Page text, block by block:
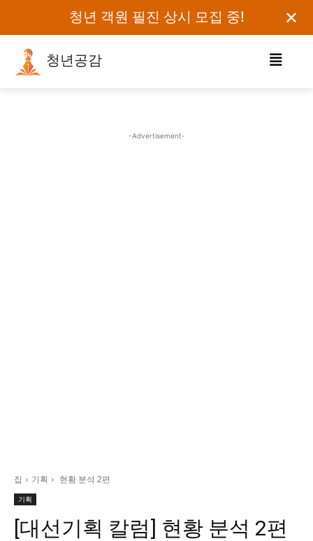
문화
전통문화
청년 객원 필진 상시 모집 중! ✕
청년공감
-Advertisement-
집 기획 현황 분석 2편
기획
[대선기획 칼럼] 현황 분석 2편